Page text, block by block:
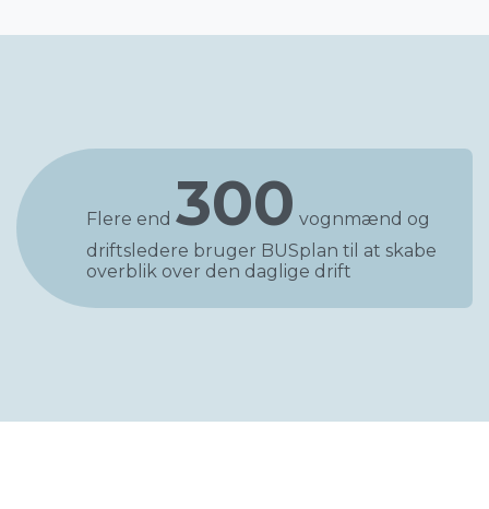
Flere end 300 vognmænd og
driftsledere bruger BUSplan til at skabe
overblik over den daglige drift